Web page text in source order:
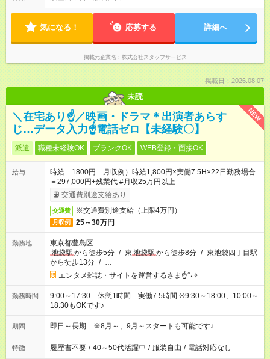
気になる！ 応募する 詳細へ
掲載元企業名 株式会社スタッフサービス
掲載日：2026.08.07
未読
NEW
＼在宅あり☝／映画・ドラマ＊出演者あらす
じ…データ入力☝電話ゼロ【未経験〇】
派遣 職種未経験OK ブランクOK WEB登録・面接OK
給与
時給 1800円 月収例）時給1,800円×実働7.5H×22日勤務場合
＝297,000円+残業代 #月収25万円以上
交通費別途支給あり
交通費 ※交通費別途支給（上限4万円）
月収例 25～30万円
勤務地
東京都豊島区
池袋駅から徒歩5分 / 東 池袋駅から徒歩8分 / 東池袋四丁目駅
から徒歩13分 / …
エンタメ雑誌・サイトを運営するさま☝°˖✧
勤務時間
9:00～17:30 休憩1時間 実働7.5時間 ※9:30～18:00、10:00～
18:30もOKです♪
期間 即日～長期 ※8月～、9月～スタートも可能です♩
特徴 履歴書不要 / 40～50代活躍中 / 服装自由 / 電話対応なし